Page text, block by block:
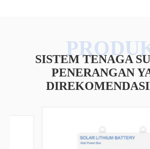
SISTEM TENAGA
PENERANGAN